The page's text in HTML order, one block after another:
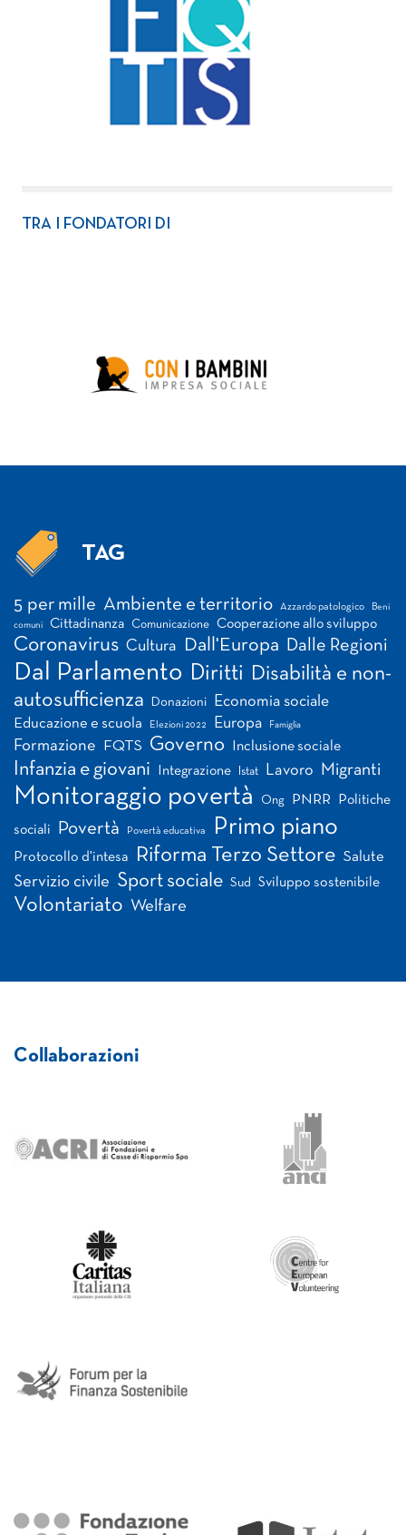
TRA I FONDATORI DI
TAG
5 per mille Ambiente e territorio Azzardo patologico Beni
comuni Cittadinanza Comunicazione Cooperazione allo sviluppo
Coronavirus Cultura Dall'Europa Dalle Regioni
Dal Parlamento Diritti Disabilità e non-
autosufficienza
Donazioni Economia sociale
Educazione e scuola Elezioni 2022 Europa Famiglia
Formazione FQTS Governo Inclusione sociale
Infanzia e giovani Integrazione Istat Lavoro Migranti
Monitoraggio povertà Ong PNRR Politiche
sociali Povertà Povertà educativa Primo piano
Protocollo d'intesa Riforma Terzo Settore Salute
Servizio civile Sport sociale Sud Sviluppo sostenibile
Volontariato Welfare
Collaborazioni